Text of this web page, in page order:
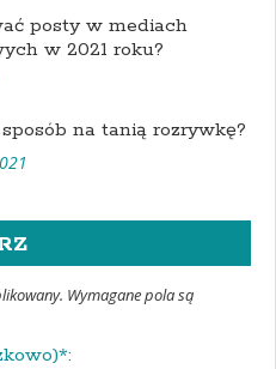
posty w mediach
w 2021 roku?
na tanią rozrywkę?
Wymagane pola są